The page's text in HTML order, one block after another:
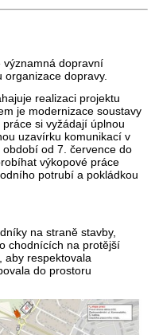
významná dopravní
dopravy.
realizaci projektu
je modernizace soustavy
si vyžádají úplnou
uzavírku komunikací v
od 7. července do
výkopové práce
potrubí a pokládkou
na straně stavby,
chodnících na protější
aby respektovala
do prostoru